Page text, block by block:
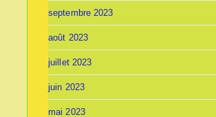
septembre 2023
août 2023
juillet 2023
juin 2023
mai 2023